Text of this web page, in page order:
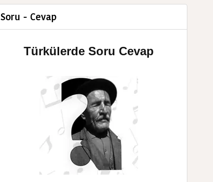
Soru - Cevap
Türkülerde Soru Cevap